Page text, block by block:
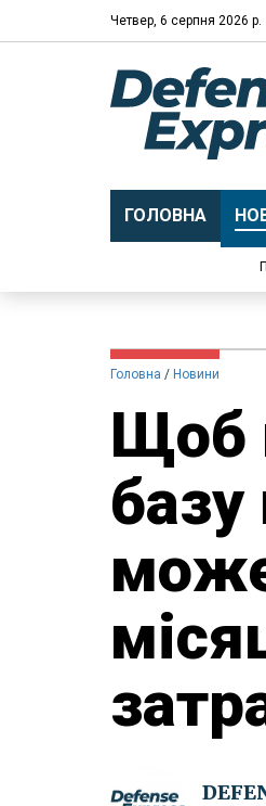
Четвер, 6 серпня 2026 р.
ГОЛОВНА
Головна Новини
Щоб
базу